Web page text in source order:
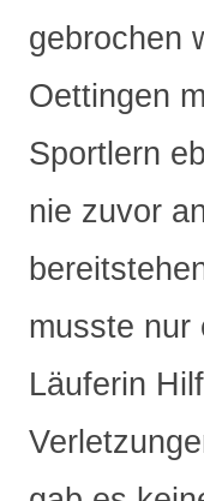
gebrochen
Oettingen
Sportlern
nie zuvor
musste nur
Läuferin